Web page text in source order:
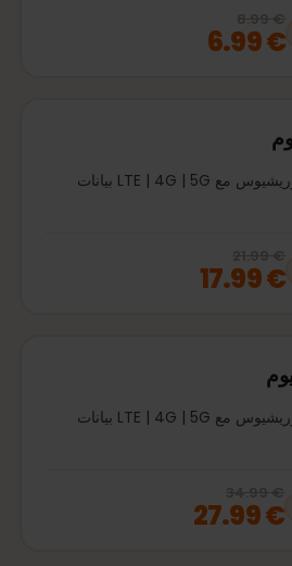
20% off, was
€ 6.99 € 8.99
€ 6.99
eSIM مدفوعة مسبقًا موريشيوس مع LTE | 4G | 5G بيانات
20% off, was
€ 17.99 € 21.99
€ 17.99
eSIM مدفوعة مسبقًا موريشيوس مع LTE | 4G | 5G بيانات
20% off, was
€ 27.99 € 34.99
€ 27.99